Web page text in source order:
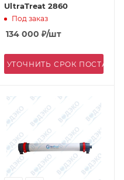
UltraTreat 2860
Под заказ
134 000 ₽/шт
УТОЧНИТЬ СРОК